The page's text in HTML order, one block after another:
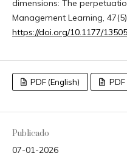
dimensions: The
Management Learning,
https://doi.org/10.1177/
PDF (English) PDF
Publicado
07-01-2026